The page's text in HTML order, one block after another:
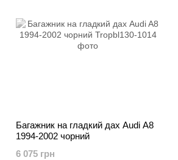
Багажник на гладкий дах Audi A8
1994-2002 чорний
6 075 грн